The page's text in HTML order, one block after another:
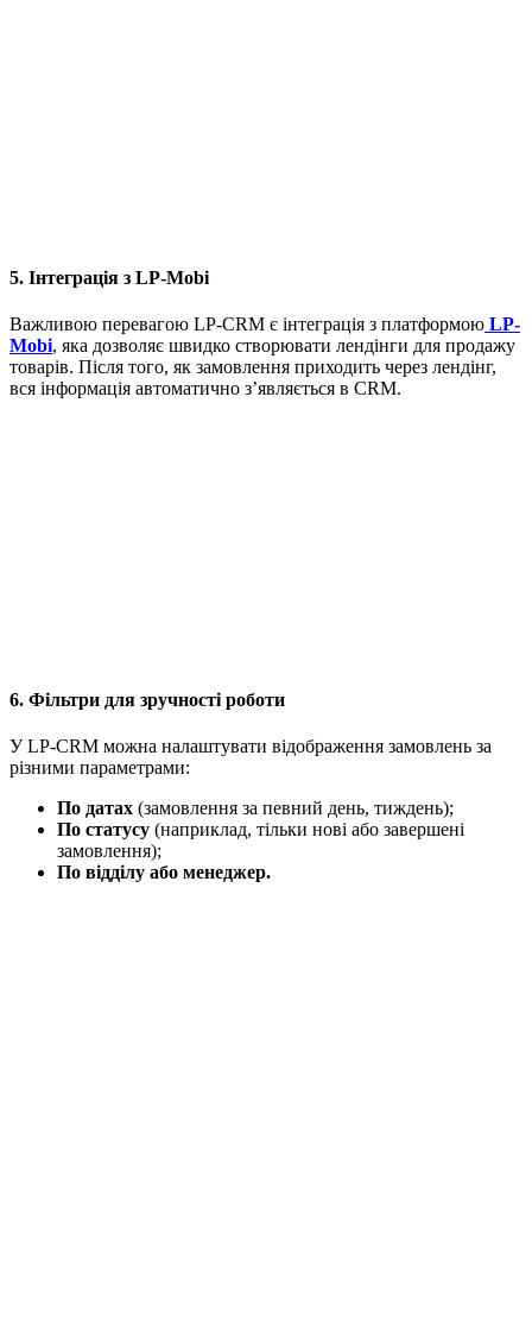
5. Інтеграція з LP-Mobi
Важливою перевагою LP-CRM є інтеграція з платформою LP-
Mobi, яка дозволяє швидко створювати лендінги для продажу
товарів. Після того, як замовлення приходить через лендінг,
вся інформація автоматично з’являється в CRM.
6. Фільтри для зручності роботи
У LP-CRM можна налаштувати відображення замовлень за
різними параметрами:
По датах (замовлення за певний день, тиждень);
По статусу (наприклад, тільки нові або завершені
замовлення);
По відділу або менеджер.